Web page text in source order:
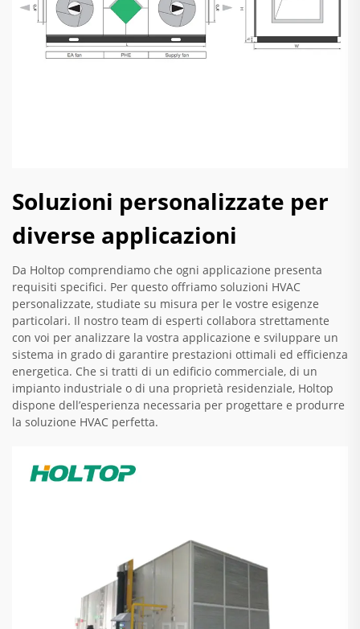
Soluzioni personalizzate per
diverse applicazioni
Da Holtop comprendiamo che ogni applicazione presenta
requisiti specifici. Per questo offriamo soluzioni HVAC
personalizzate, studiate su misura per le vostre esigenze
particolari. Il nostro team di esperti collabora strettamente
con voi per analizzare la vostra applicazione e sviluppare un
sistema in grado di garantire prestazioni ottimali ed efficienza
energetica. Che si tratti di un edificio commerciale, di un
impianto industriale o di una proprietà residenziale, Holtop
dispone dell’esperienza necessaria per progettare e produrre
la soluzione HVAC perfetta.